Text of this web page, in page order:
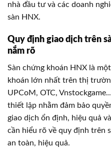
nhà đầu tư và các doanh
sàn HNX.
Quy định giao dịch trên
nắm rõ
Sàn chứng khoán HNX là
khoán lớn nhất trên thị
UPCoM, OTC, Vnstockgame…
thiết lập nhằm đảm bảo
giao dịch ổn định, hiệu quả
cần hiểu rõ về quy định trên
an toàn, hiệu quả.